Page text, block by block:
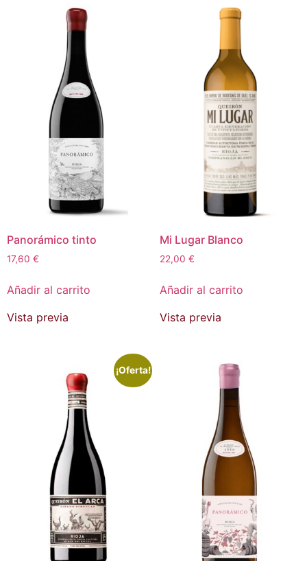
Panorámico tinto
17,60 €
Añadir al carrito
Vista previa
Mi Lugar Blanco
22,00 €
Añadir al carrito
Vista previa
¡Oferta!